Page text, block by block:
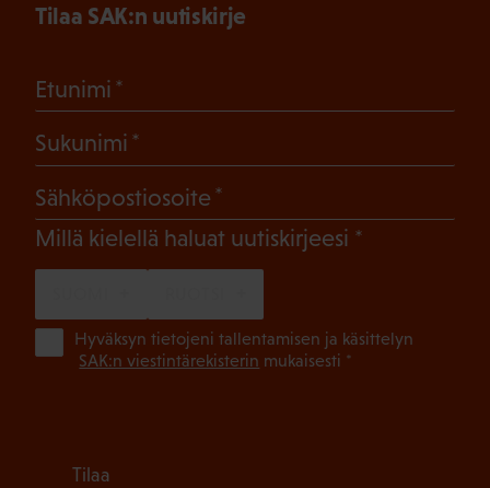
Tilaa SAK:n uutiskirje
Etunimi
Sukunimi
Sähköpostiosoite
Millä kielellä haluat uutiskirjeesi (Pakollinen)
Hyväksyn tietojeni tallentamisen ja käsittelyn
SAK:n viestintärekisterin mukaisesti *
Tilaa